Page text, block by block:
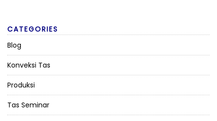
CATEGORIES
Blog
Konveksi Tas
Produksi
Tas Seminar